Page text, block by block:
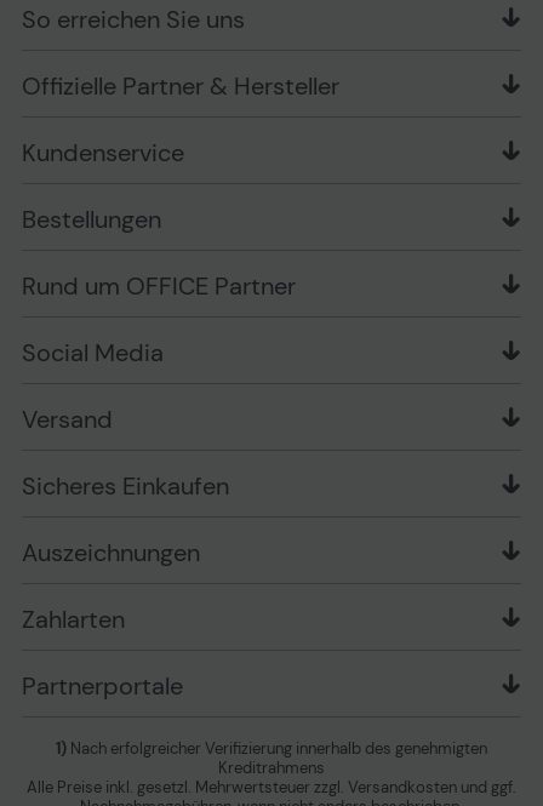
Offizielle Partner & Hersteller
Kundenservice
Bewertungsrichtlinien
Wissen mit OP
Markenshops
Garantiearten
Information zur Entsorgung von Batterien und
Vertrag widerrufen
Bestellungen
Versand im Namen Dritter
Muster-Widerrufsformular
Versandinformationen
Sicheres Einkaufen
AGB
Rund um OFFICE Partner
Stellenangebote
Playox.de
Presse
Impressum
Zu den Barrierefreiheitseinstellungen
Erklärung zur Barrierefreiheit
So erreichen Sie uns
Schlesierring 35
Telefon: +49 (0) 2542 / 9558250
Ansprechpartner bei fehlerhafter Ware und Schäden
Social Media
Versand
Sicheres Einkaufen
Auszeichnungen
Zahlarten
Partnerportale
1) Nach erfolgreicher Verifizierung innerhalb des genehmigten
Kreditrahmens
Alle Preise inkl. gesetzl. Mehrwertsteuer zzgl. Versandkosten und ggf.